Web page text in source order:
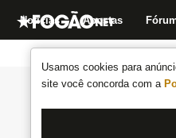
Usamos cookies para
site você concorda com a
Notícias Apostas